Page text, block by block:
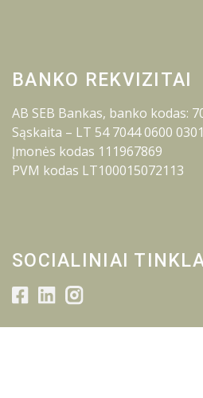
BANKO REKVIZITAI
AB SEB Bankas, banko kodas:
Sąskaita – LT 54 7044 0600
Įmonės kodas 111967869
PVM kodas LT100015072113
SOCIALINIAI